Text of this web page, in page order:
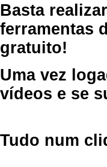
Basta
ferramentas
gratuito!
Uma vez
vídeos e se
Tudo num